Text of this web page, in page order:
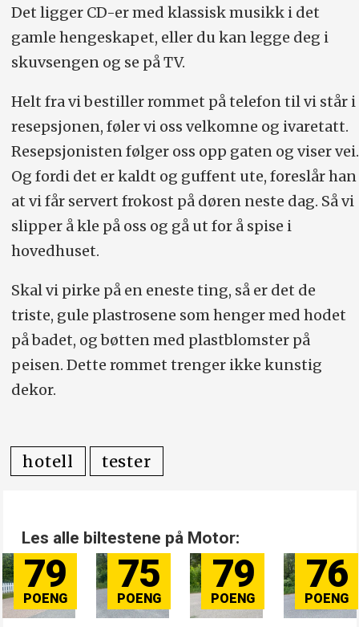
Det ligger CD-er med klassisk musikk i det
gamle hengeskapet, eller du kan legge deg i
skuvsengen og se på TV.
Helt fra vi bestiller rommet på telefon til vi står i
resepsjonen, føler vi oss velkomne og ivaretatt.
Resepsjonisten følger oss opp gaten og viser vei.
Og fordi det er kaldt og guffent ute, foreslår han
at vi får servert frokost på døren neste dag. Så vi
slipper å kle på oss og gå ut for å spise i
hovedhuset.
Skal vi pirke på en eneste ting, så er det de
triste, gule plastrosene som henger med hodet
på badet, og bøtten med plastblomster på
peisen. Dette rommet trenger ikke kunstig
dekor.
hotell tester
Les alle biltestene på Motor:
79 75 79 76